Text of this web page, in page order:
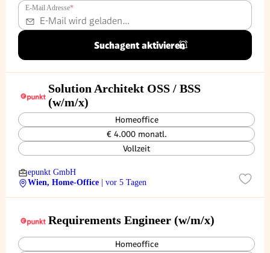
E-Mail Adresse*
Suchagent aktivieren
Solution Architekt OSS / BSS
(w/m/x)
Homeoffice
€ 4.000 monatl.
Vollzeit
epunkt GmbH
Wien, Home-Office
| vor 5 Tagen
Requirements Engineer (w/m/x)
Homeoffice